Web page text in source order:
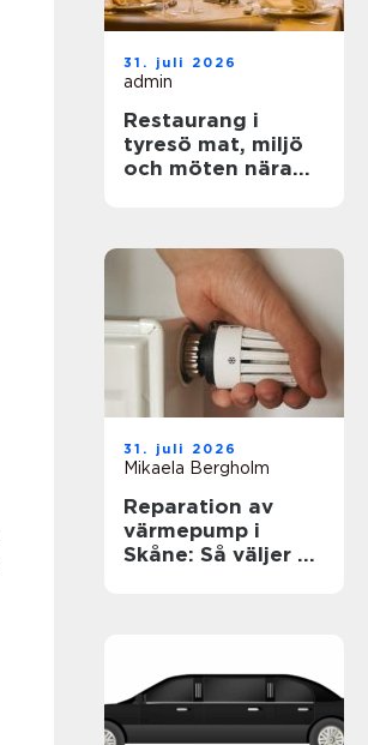
31. juli 2026
admin
Restaurang i
tyresö mat, miljö
och möten nära
31. juli 2026
Mikaela Bergholm
Reparation av
värmepump i
Skåne: Så väljer du